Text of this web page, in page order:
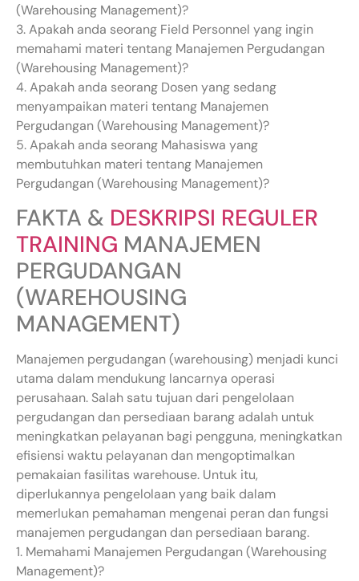
(Warehousing Management)?
3. Apakah anda seorang Field Personnel yang ingin
memahami materi tentang Manajemen Pergudangan
(Warehousing Management)?
4. Apakah anda seorang Dosen yang sedang
menyampaikan materi tentang Manajemen
Pergudangan (Warehousing Management)?
5. Apakah anda seorang Mahasiswa yang
membutuhkan materi tentang Manajemen
Pergudangan (Warehousing Management)?
FAKTA & DESKRIPSI REGULER
TRAINING MANAJEMEN
PERGUDANGAN
(WAREHOUSING
MANAGEMENT)
Manajemen pergudangan (warehousing) menjadi kunci
utama dalam mendukung lancarnya operasi
perusahaan. Salah satu tujuan dari pengelolaan
pergudangan dan persediaan barang adalah untuk
meningkatkan pelayanan bagi pengguna, meningkatkan
efisiensi waktu pelayanan dan mengoptimalkan
pemakaian fasilitas warehouse. Untuk itu,
diperlukannya pengelolaan yang baik dalam
memerlukan pemahaman mengenai peran dan fungsi
manajemen pergudangan dan persediaan barang.
1. Memahami Manajemen Pergudangan (Warehousing
Management)?